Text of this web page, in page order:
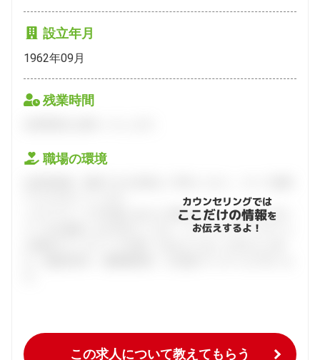
設立年月
1962年09月
残業時間
職場の環境
ハタラクティブが企業とあなたの間に立って、あなたに向い
ている仕事探しをお手伝いします。キャリアアドバイザーと
カウンセリングでは
ここだけの情報を
お伝えするよ！
この求人について教えてもらう